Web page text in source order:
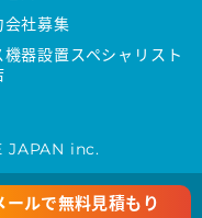
会社募集
機器設置スペシャリスト
JAPAN inc.
ールで無料見積もり